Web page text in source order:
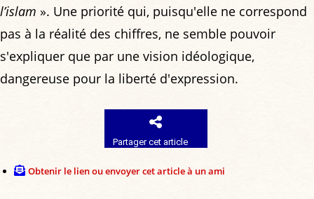
l’islam ». Une priorité qui, puisqu'elle ne correspond
pas à la réalité des chiffres, ne semble pouvoir
s'expliquer que par une vision idéologique,
dangereuse pour la liberté d'expression.
Partager cet article
Obtenir le lien ou envoyer cet article à un ami